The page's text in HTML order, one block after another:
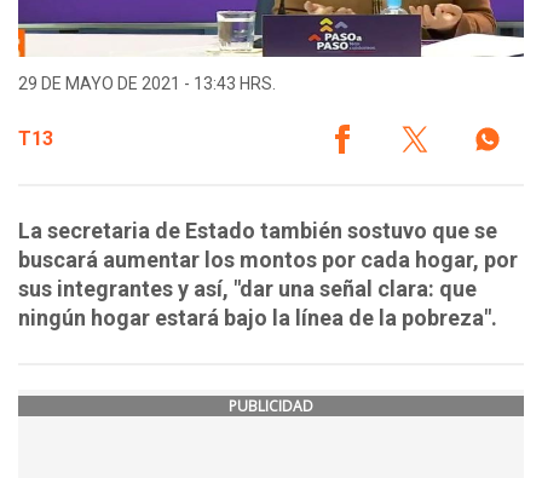
29 DE MAYO DE 2021 - 13:43 HRS.
T13
La secretaria de Estado también sostuvo que se
buscará aumentar los montos por cada hogar, por
sus integrantes y así, "dar una señal clara: que
ningún hogar estará bajo la línea de la pobreza".
PUBLICIDAD